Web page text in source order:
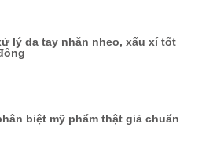
lý da tay nhăn nheo, xấu xí tốt
biệt mỹ phẩm thật giả chuẩn